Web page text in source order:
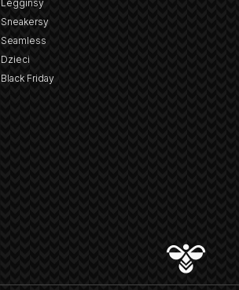
Legginsy
Sneakersy
Seamless
Dzieci
Black Friday